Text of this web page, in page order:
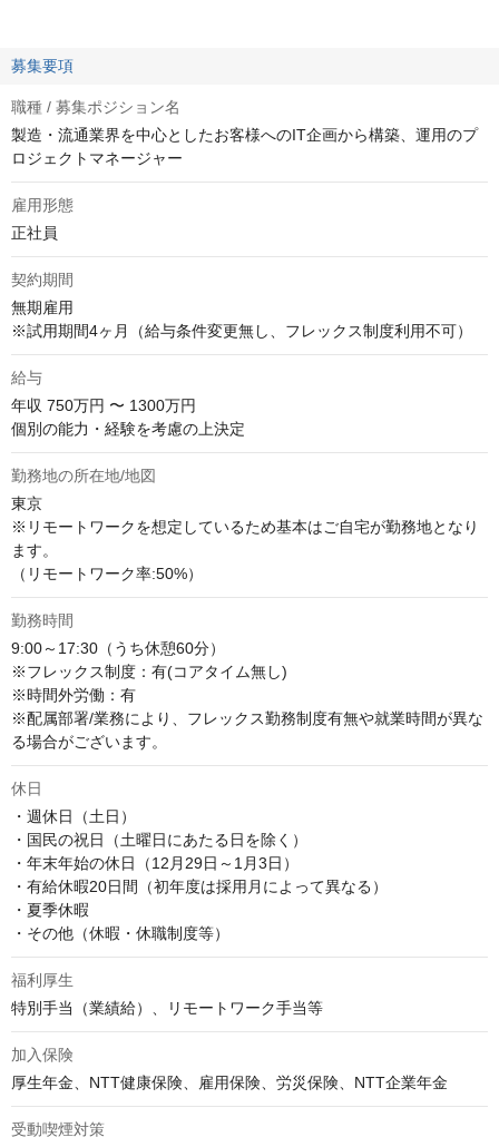
募集要項
職種 / 募集ポジション名
製造・流通業界を中心としたお客様へのIT企画から構築、運用のプ
ロジェクトマネージャー
雇用形態
正社員
契約期間
無期雇用
※試用期間4ヶ月（給与条件変更無し、フレックス制度利用不可）
給与
年収 750万円 〜 1300万円
個別の能力・経験を考慮の上決定
勤務地の所在地/地図
東京
※リモートワークを想定しているため基本はご自宅が勤務地となり
ます。
（リモートワーク率:50%）
勤務時間
9:00～17:30（うち休憩60分）
※フレックス制度：有(コアタイム無し)
※時間外労働：有
※配属部署/業務により、フレックス勤務制度有無や就業時間が異な
る場合がございます。
休日
・週休日（土日）
・国民の祝日（土曜日にあたる日を除く）
・年末年始の休日（12月29日～1月3日）
・有給休暇20日間（初年度は採用月によって異なる）
・夏季休暇
・その他（休暇・休職制度等）
福利厚生
特別手当（業績給）、リモートワーク手当等
加入保険
厚生年金、NTT健康保険、雇用保険、労災保険、NTT企業年金
受動喫煙対策